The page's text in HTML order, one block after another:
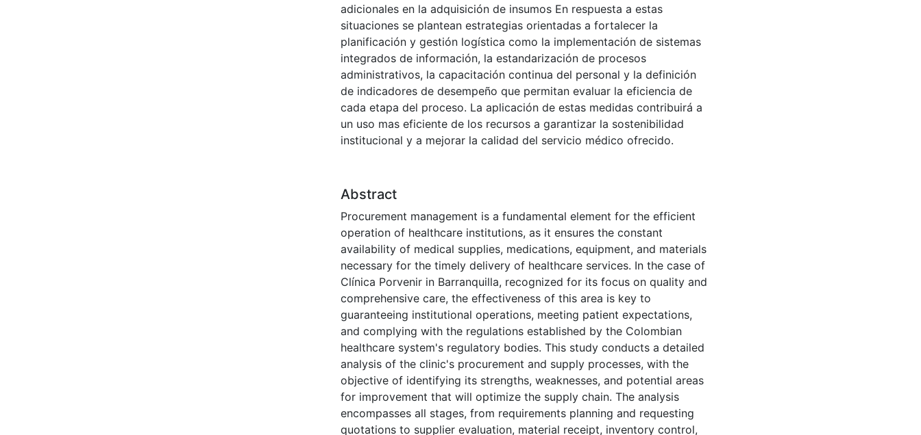
adicionales en la adquisición de insumos En respuesta a estas
situaciones se plantean estrategias orientadas a fortalecer la
planificación y gestión logística como la implementación de sistemas
integrados de información, la estandarización de procesos
administrativos, la capacitación continua del personal y la definición
de indicadores de desempeño que permitan evaluar la eficiencia de
cada etapa del proceso. La aplicación de estas medidas contribuirá a
un uso mas eficiente de los recursos a garantizar la sostenibilidad
institucional y a mejorar la calidad del servicio médico ofrecido.
Abstract
Procurement management is a fundamental element for the efficient
operation of healthcare institutions, as it ensures the constant
availability of medical supplies, medications, equipment, and materials
necessary for the timely delivery of healthcare services. In the case of
Clínica Porvenir in Barranquilla, recognized for its focus on quality and
comprehensive care, the effectiveness of this area is key to
guaranteeing institutional operations, meeting patient expectations,
and complying with the regulations established by the Colombian
healthcare system's regulatory bodies. This study conducts a detailed
analysis of the clinic's procurement and supply processes, with the
objective of identifying its strengths, weaknesses, and potential areas
for improvement that will optimize the supply chain. The analysis
encompasses all stages, from requirements planning and requesting
quotations to supplier evaluation, material receipt, inventory control,